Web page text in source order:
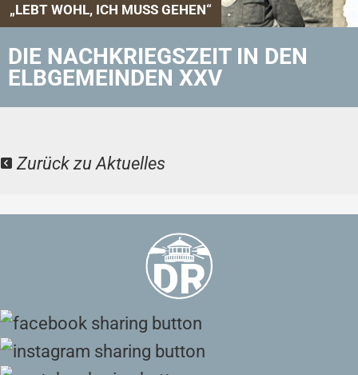
„LEBT WOHL, ICH MUSS GEHEN“
DIE NACHKRIEGSZEIT IN DEN
ELBGEMEINDEN XXV
Zurück zu Aktuelles